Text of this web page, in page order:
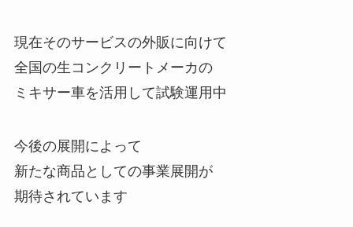
現在そのサービスの外販に向けて
全国の生コンクリートメーカの
ミキサー車を活用して試験運用中
今後の展開によって
新たな商品としての事業展開が
期待されています